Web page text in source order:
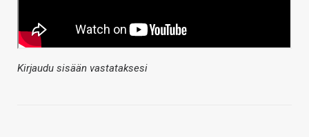
Kirjaudu sisään vastataksesi